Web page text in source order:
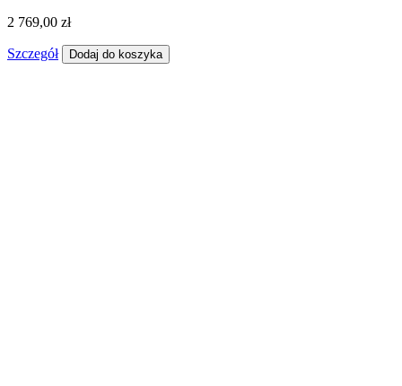
2 769,00 zł
Szczegół Dodaj do koszyka